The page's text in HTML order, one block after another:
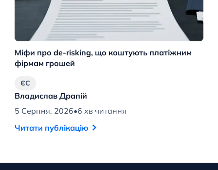
Міфи про de-risking, що коштують платіжним
фірмам грошей
Владислав Драпій
5 Серпня, 2026•6 хв читання
ЄС
Читати публікацію